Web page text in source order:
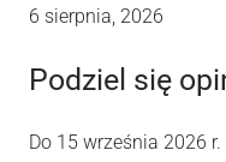
6 sierpnia, 2026
Podziel się
Do 15 września 2026